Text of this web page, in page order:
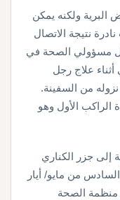
ولكنه يمكن
نتيجة الاتصال
مسؤولي الصحة في
علاج رجل
نزوله من السفينة.
الراكب الأول وهو
إلى جزر الكناري
من مايو/ أيار
منظمة الصحة